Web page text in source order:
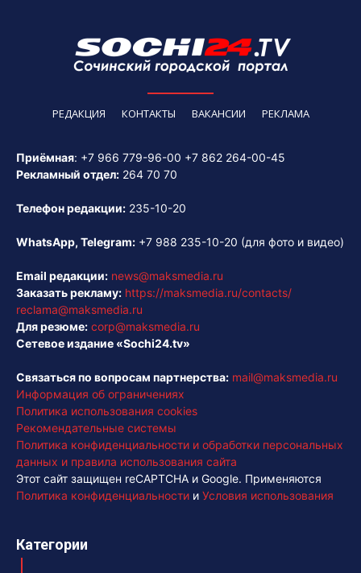
РЕДАКЦИЯ КОНТАКТЫ ВАКАНСИИ РЕКЛАМА
Приёмная: +7 966 779-96-00 +7 862 264-00-45
Рекламный отдел: 264 70 70
Телефон редакции: 235-10-20
WhatsApp, Telegram: +7 988 235-10-20 (для фото и видео)
Email редакции: news@maksmedia.ru
Заказать рекламу: https://maksmedia.ru/contacts/
reclama@maksmedia.ru
Для резюме: corp@maksmedia.ru
Сетевое издание «Sochi24.tv»
Связаться по вопросам партнерства: mail@maksmedia.ru
Информация об ограничениях
Политика использования cookies
Рекомендательные системы
Политика конфиденциальности и обработки персональных
данных и правила использования сайта
Этот сайт защищен reCAPTCHA и Google. Применяются
Политика конфиденциальности и Условия использования
Категории